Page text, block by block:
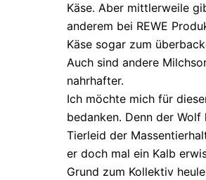
Käse. Aber mittlerweile
anderem bei REWE
Käse sogar zum
Auch sind andere
nahrhafter.
Ich möchte mich für
bedanken. Denn der
Tierleid der
er doch mal ein Kalb
Grund zum Kollektiv